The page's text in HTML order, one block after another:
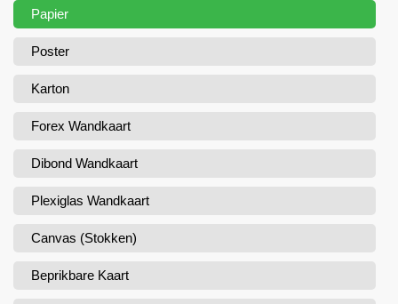
Papier
Poster
Karton
Forex Wandkaart
Dibond Wandkaart
Plexiglas Wandkaart
Canvas (Stokken)
Beprikbare Kaart